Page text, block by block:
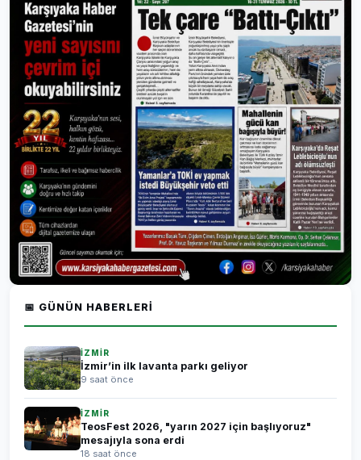
📅 GÜNÜN HABERLERI
İZMİR
İzmir’in ilk lavanta parkı geliyor
9 saat önce
İZMİR
TeosFest 2026, "yarın 2027 için başlıyoruz"
mesajıyla sona erdi
18 saat önce